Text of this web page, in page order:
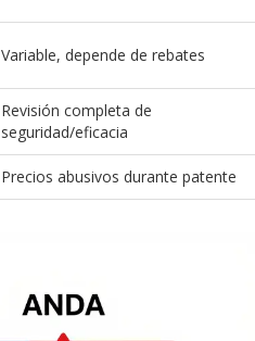
Variable, depende de rebates
Revisión completa de
seguridad/eficacia
Precios abusivos durante patente